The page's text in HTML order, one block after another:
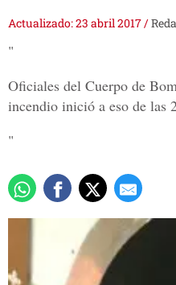
Actualizado: 23 abril 2017/
"
Oficiales del Cuerpo de
incendio inició a eso de las
"